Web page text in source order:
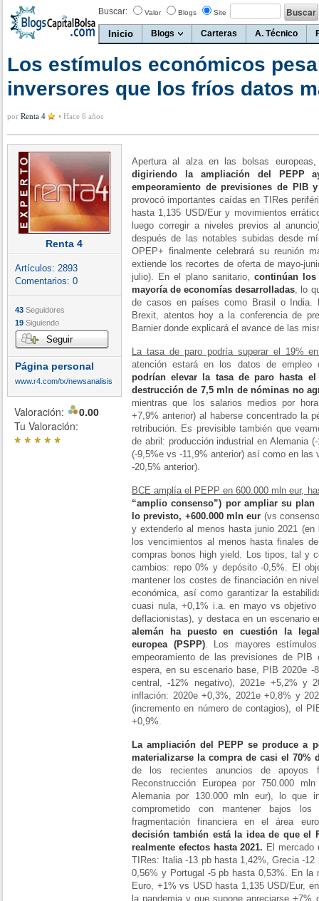
Buscar: Valor Blogs Site
Inicio Blogs Carteras A. Técnico
Los estímulos económicos
inversores que los fríos datos
por Renta 4 • Hace 6 años
Renta 4
Artículos: 2893
Comentarios: 0
43 Seguidores
19 Siguiendo
Seguir
Página personal
www.r4.com/tx/newsanalisis
Valoración:
0.00
Tu Valoración:
*****
Apertura al alza en las bolsas
digiriendo la ampliación del PEPP
empeoramiento de previsiones de PIB
provocó importantes caídas en TIRes
hasta 1,135 USD/Eur y movimientos
luego corregir a niveles previos al
después de las notables subidas desde
OPEP+ finalmente celebrará su reunión
extiende los recortes de oferta de mayo-
julio). En el plano sanitario,continúan los
mayoría de economías desarrolladas, lo
de casos en países como Brasil o India.
Brexit, atentos hoy a la conferencia de
Barnier donde explicará el avance de las
La tasa de paro podría superar el 19%
atención estará en los datos de empleo
podrían elevar la tasa de paro hasta el
destrucción de 7,5 mln de nóminas no
mientras que los salarios medios por
+7,9% anterior) al haberse concentrado la
retribución. Es previsible también que
de abril: producción industrial en Alemania
(-9,5%e vs -11,9% anterior) así como en
-20,5% anterior).
BCE amplía el PEPP en 600.000 mln eur,
“amplio consenso”) por ampliar su
lo previsto, +600.000 mln eur (vs
y extenderlo al menos hasta junio 2021
los vencimientos al menos hasta finales
compras bonos high yield. Los tipos, tal y
cambios: repo 0% y depósito -0,5%. El
mantener los costes de financiación en
económica, así como garantizar la
cuasi nula, +0,1% i.a. en mayo vs
deflacionistas), y destaca en un escenario
alemán ha puesto en cuestión la
europea (PSPP). Los mayores
empeoramiento de las previsiones de
espera, en su escenario base, PIB 2020e -
central, -12% negativo), 2021e +5,2% y
inflación: 2020e +0,3%, 2021e +0,8% y
(incremento en número de contagios), el
+0,9%.
La ampliación del PEPP se produce a
materializarse la compra de casi el 70%
de los recientes anuncios de apoyos
Reconstrucción Europea por 750.000
Alemania por 130.000 mln eur), lo que
comprometido con mantener bajos
fragmentación financiera en el área
decisión también está la idea de que el
realmente efectos hasta 2021. El mercado
TIRes: Italia -13 pb hasta 1,42%, Grecia -
0,56% y Portugal -5 pb hasta 0,53%. En la
Euro, +1% vs USD hasta 1,135 USD/Eur,
la pandemia y que supone apreciarse